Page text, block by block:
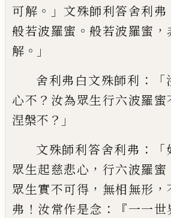
可解 。」 文殊師利答舍利弗
般若波羅蜜 。 般若波羅蜜 ，
解 。」
舍利弗白文殊師利 ：「
心不 ？ 汝為眾生行六波羅蜜
涅槃不 ？」
文殊師利答舍利弗 ：「
眾生起慈悲心 ， 行六波羅蜜
眾生實不可得 ， 無相無形 ，
弗 ！ 汝常作是念 ：『一一世